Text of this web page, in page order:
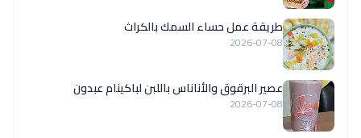
طريقة عمل حساء السمك بالكراث
2026-07-08
عصير البرقوق والأناناس باللبن لباكينام عبدون
2026-07-08